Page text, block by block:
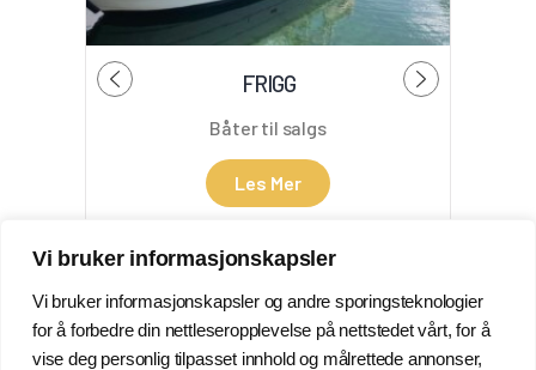
Vi bruker informasjonskapsler
Vi bruker informasjonskapsler og andre sporingsteknologier
for å forbedre din nettleseropplevelse på nettstedet vårt, for å
vise deg personlig tilpasset innhold og målrettede annonser,
FRIGG
Båter til salgs
Les Mer
Dimensjon: 7,64 x 2,62 x 1,08
Hjemmehavn: Bømlo / Haugesund